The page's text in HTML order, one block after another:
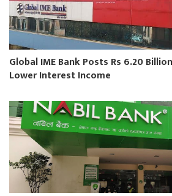
Global IME Bank Posts Rs 6.20
Lower Interest Income